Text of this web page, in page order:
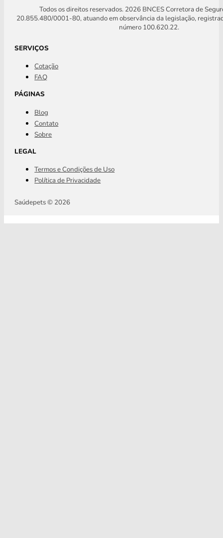
Todos os direitos reservados. 2026 BNCES Corretora de
20.855.480/0001-80, atuando em observância da legislação,
número 100.620.22.
SERVIÇOS
Cotação
FAQ
PÁGINAS
Blog
Contato
Sobre
LEGAL
Termos e Condições de Uso
Política de Privacidade
Saúdepets © 2026